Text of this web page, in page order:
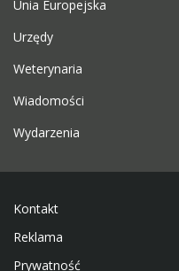
Unia Europejska
Urzędy
Weterynaria
Wiadomości
Wydarzenia
Kontakt
Reklama
Prywatność